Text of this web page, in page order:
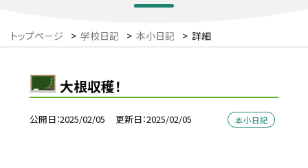
トップページ > 学校日記 > 本小日記 > 詳細
大根収穫！
公開日 2025/02/05 更新日 2025/02/05 本小日記